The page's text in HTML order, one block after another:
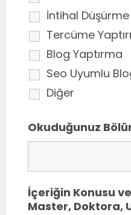
İntihal Düşürme
Tercüme
Blog Yaptırma
Seo Uyumlu
Diğer
Okuduğunuz
İçeriğin Konusu
Master, Doktora,